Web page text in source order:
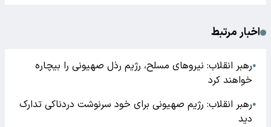
اخبار مرتبط
●رهبر انقلاب: نیروهای مسلح، رژیم رذل صهیونی را بیچاره
خواهند کرد
●رهبر انقلاب: رژیم صهیونی برای خود سرنوشت دردناکی تدارک
دید